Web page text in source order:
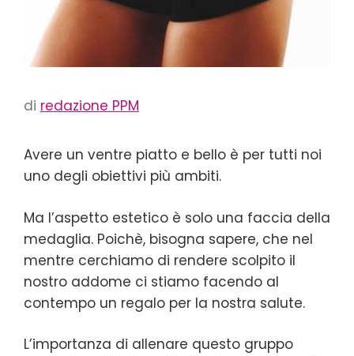
di redazione PPM
Avere un ventre piatto e bello è per tutti noi
uno degli obiettivi più ambiti.
Ma l’aspetto estetico è solo una faccia della
medaglia. Poichè, bisogna sapere, che nel
mentre cerchiamo di rendere scolpito il
nostro addome ci stiamo facendo al
contempo un regalo per la nostra salute.
L’importanza di allenare questo gruppo